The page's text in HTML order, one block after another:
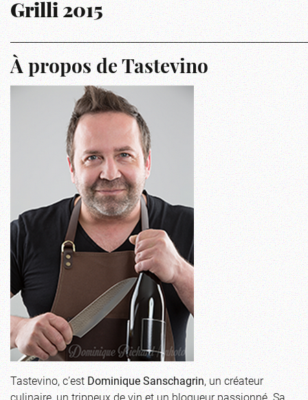
Grilli 2015
À propos de Tastevino
Tastevino, c’estDominique Sanschagrin, un créateur
culinaire, un trippeux de vin et un blogueur passionné. Sa